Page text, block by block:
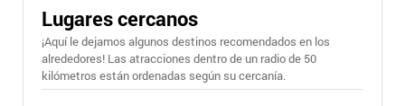
Lugares cercanos
¡Aquí le dejamos algunos destinos recomendados en los
alrededores! Las atracciones dentro de un radio de 50
kilómetros están ordenadas según su cercanía.